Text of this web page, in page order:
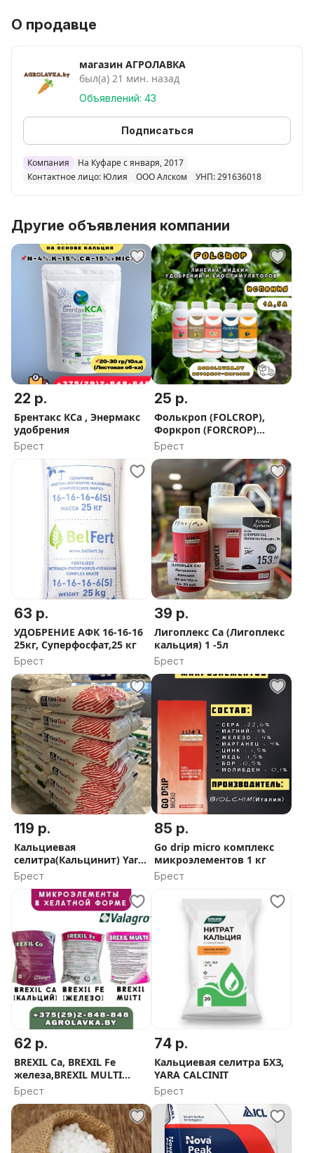
О продавце
магазин АГРОЛАВКА
был(а) 21 мин. назад
Объявлений: 43
Подписаться
Компания
На Куфаре с января, 2017
Контактное лицо: Юлия
ООО Алском УНП: 291636018
Другие объявления компании
22 р.
Брентакс КСа , Энермакс
удобрения
Брест
25 р.
Фолькроп (FOLCROP),
Форкроп (FORCROP)
удобрения и
биостимуляторы
Брест
63 р.
УДОБРЕНИЕ АФК 16-16-16
25кг, Суперфосфат,25 кг
Брест
39 р.
Лигоплекс Ca (Лигоплекс
кальция) 1 -5л
Брест
119 р.
Кальциевая
селитра(Кальцинит) Yara
Tera,25 кг
Брест
85 р.
Go drip micro комплекс
микроэлементов 1 кг
Брест
62 р.
BREXIL Ca, BREXIL Fe
железа,BREXIL MULTI
(микроэлементы)
Брест
74 р.
Кальциевая селитра БХЗ,
YARA CALCINIT
Брест